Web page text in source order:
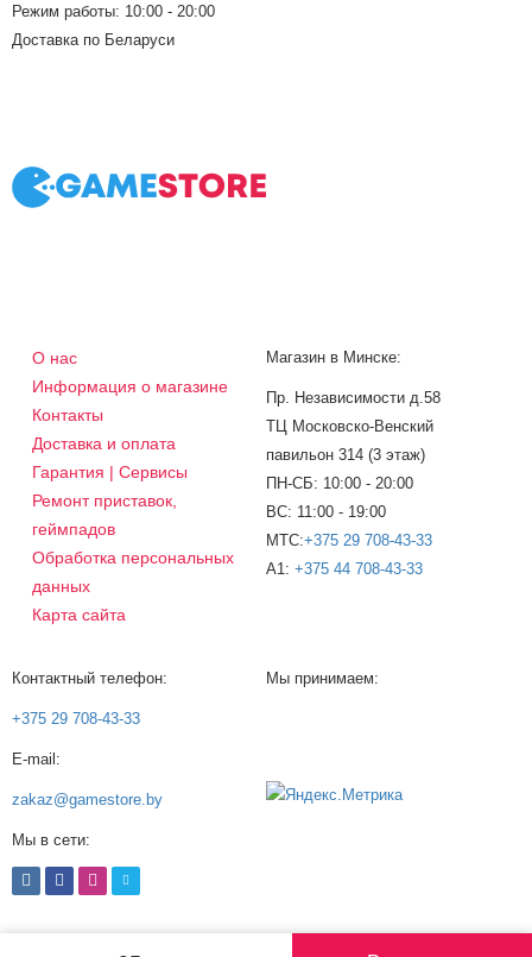
Режим работы: 10:00 - 20:00
Доставка по Беларуси
О нас
Информация о магазине
Контакты
Доставка и оплата
Гарантия | Сервисы
Ремонт приставок,
геймпадов
Обработка персональных
данных
Карта сайта
Магазин в Минске:
Пр. Независимости д.58
ТЦ Московско-Венский
павильон 314 (3 этаж)
ПН-СБ: 10:00 - 20:00
ВС: 11:00 - 19:00
МТС:+375 29 708-43-33
A1: +375 44 708-43-33
Контактный телефон:
+375 29 708-43-33
E-mail:
zakaz@gamestore.by
Мы в сети:
Мы принимаем: